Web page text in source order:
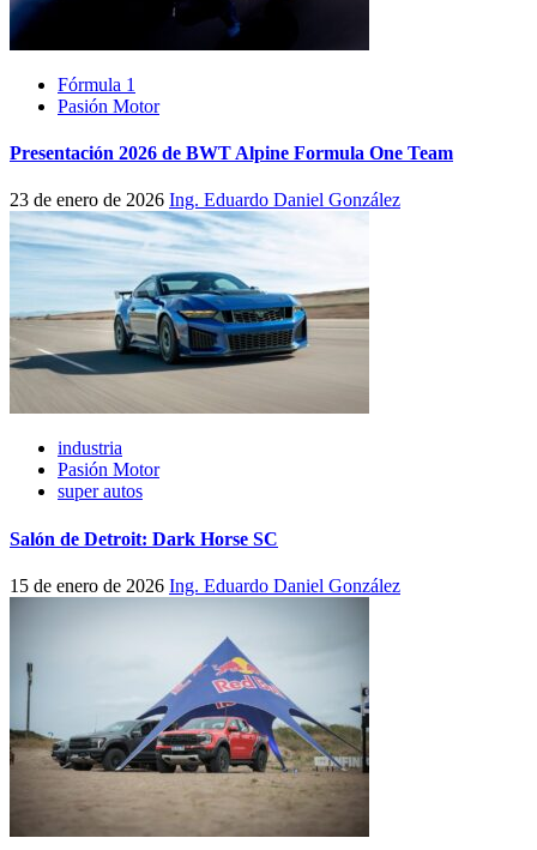
Fórmula 1
Pasión Motor
Presentación 2026 de BWT Alpine Formula One Team
23 de enero de 2026 Ing. Eduardo Daniel González
industria
Pasión Motor
super autos
Salón de Detroit: Dark Horse SC
15 de enero de 2026 Ing. Eduardo Daniel González